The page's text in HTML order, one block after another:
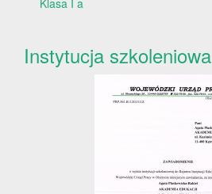
Klasa I a
Instytucja szkoleniowa